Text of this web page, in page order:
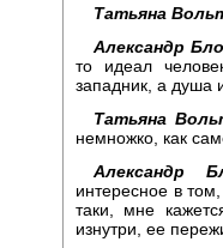
Татьяна
Александр
то идеал
западник, а душа
Татьяна
немножко, как
Александр
интересное в
таки, мне
изнутри, ее